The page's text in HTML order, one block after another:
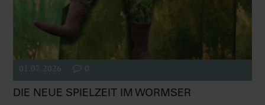
01.07.2026 0
DIE NEUE SPIELZEIT IM WORMSER